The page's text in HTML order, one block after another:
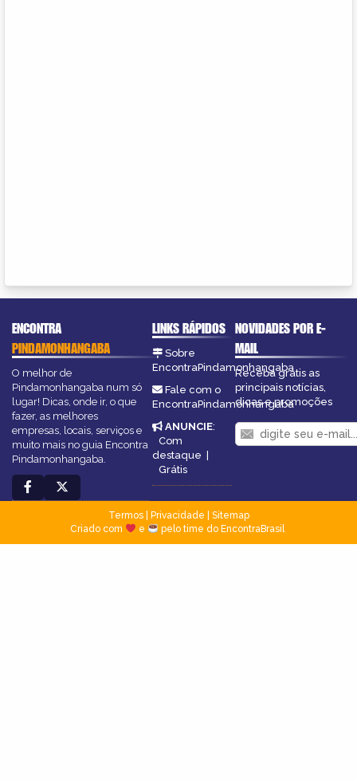
ENCONTRA
PINDAMONHANGABA
O melhor de
Pindamonhangaba num só
lugar! Dicas, onde ir, o que
fazer, as melhores
empresas, locais, serviços e
muito mais no guia Encontra
Pindamonhangaba.
LINKS RÁPIDOS
Sobre
EncontraPindamonhangaba
Fale com o
EncontraPindamonhangaba
ANUNCIE:
Com
destaque |
Grátis
NOVIDADES POR E-
MAIL
Receba grátis as
principais notícias,
dicas e promoções
Termos| Privacidade
Sitemap
Criado com
e pelo time do EncontraBrasil